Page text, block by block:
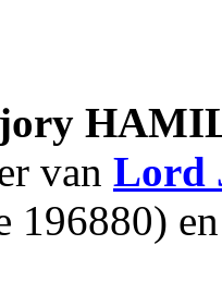
van Lord
196880)